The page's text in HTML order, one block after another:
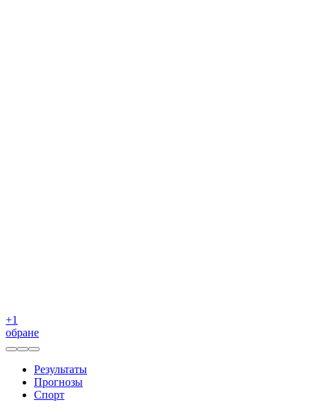
+1
обране
Результаты
Прогнозы
Спорт